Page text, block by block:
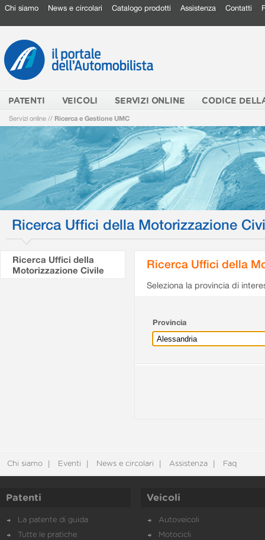
Chi siamo News e circolari Catalogo prodotti Assistenza Contatti
PATENTI VEICOLI SERVIZI ONLINE CODICE
Servizi online // Ricerca e Gestione UMC
Ricerca Uffici della Motorizzazione
Ricerca Uffici della
Motorizzazione Civile
Ricerca Uffici della
Seleziona la provincia di
Provincia
Chi siamo Eventi News e circolari Assistenza Faq
Patenti
La patente di guida
Tutte le pratiche
Veicoli
Autoveicoli
Motocicli